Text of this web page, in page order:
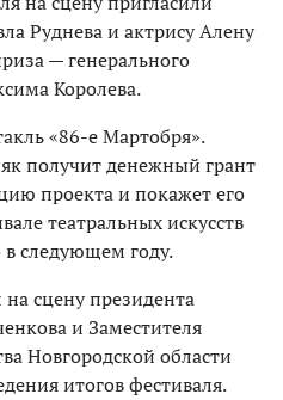
Руднева и актрису Алену
— генерального
Королева.
«86-е Мартобря».
получит денежный грант
проекта и покажет его
театральных искусств
следующем году.
сцену президента
и Заместителя
Новгородской области
итогов фестиваля.